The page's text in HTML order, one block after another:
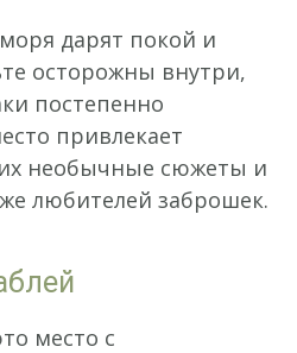
дарят покой и
осторожны внутри,
постепенно
привлекает
необычные сюжеты и
любителей заброшек.
место с